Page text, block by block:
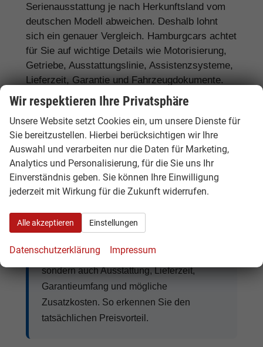
Serienausstattung je nach Herkunftsland vom
deutschen Modell abweichen. Deshalb lohnt
sich ein genauer Vergleich. Hamburgcars achtet
für Sie auf wichtige Details wie Motorisierung,
Getriebe, Ausstattungslinie, Assistenzsysteme,
Lieferzeit, Garantie und Fahrzeugdokumente.
Häufig gefragte Ausstattungen sindLED-
Scheinwerfer, DSG-Automatik,
Rückfahrkamera, Navigationssystem,
Sitzheizung, Klimaautomatik, digitales
Cockpit, Apple CarPlay, Android Auto,
Abstandstempomat, Anhängerkupplungund
moderne Assistenzsysteme.
Neuwagen nicht nur den Kaufpreis,
sondern auch Ausstattung, Lieferzeit,
Garantieumfang und mögliche
Zusatzkosten. So erkennen Sie den
tatsächlichen Preisvorteil.
Wir respektieren Ihre Privatsphäre
Unsere Website setzt Cookies ein, um unsere Dienste für
Sie bereitzustellen. Hierbei berücksichtigen wir Ihre
Auswahl und verarbeiten nur die Daten für Marketing,
Analytics und Personalisierung, für die Sie uns Ihr
Einverständnis geben. Sie können Ihre Einwilligung
jederzeit mit Wirkung für die Zukunft widerrufen.
Alle akzeptieren Einstellungen
Datenschutzerklärung Impressum